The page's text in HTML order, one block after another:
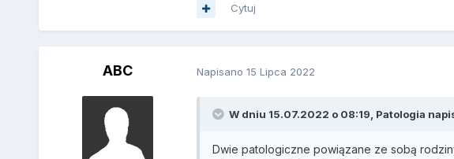
Cytuj
ABC Napisano 15 Lipca 2022
W dniu 15.07.2022 o 08:19, Patologia
Dwie patologiczne powiązane ze sobą